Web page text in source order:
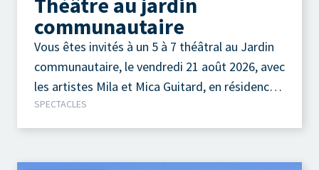
communautaire
Vous êtes invités à un 5 à 7 théâtral au Jardin
communautaire, le vendredi 21 août 2026, avec
les artistes Mila et Mica Guitard, en résidence
au Théâtre de la Petite Marée.
SPECTACLES